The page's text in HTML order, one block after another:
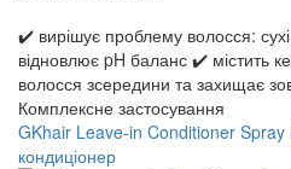
✔️ вирішує проблему волосся: сухі
відновлює pH баланс ✔️ містить
волосся зсередини та захищає
Комплексне застосування
GKhair Leave-in Conditioner
кондиціонер